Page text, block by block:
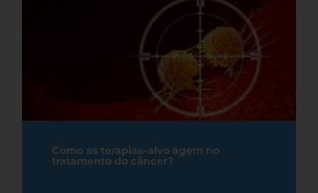
Como as terapias-alvo agem no
tratamento do câncer?